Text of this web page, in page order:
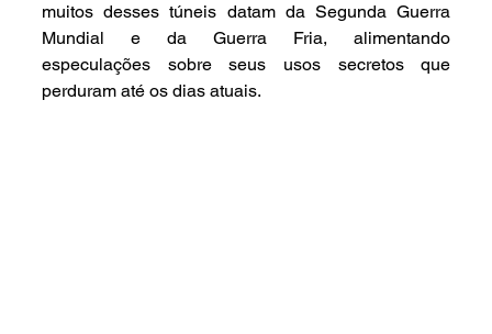
muitos desses túneis datam da Segunda Guerra
Mundial e da Guerra Fria, alimentando
especulações sobre seus usos secretos que
perduram até os dias atuais.